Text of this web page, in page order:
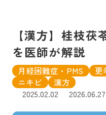
【漢方】桂枝
を医師が解説
月経困難症・PMS 更
ニキビ
漢方
2025.02.02
2026.06.27